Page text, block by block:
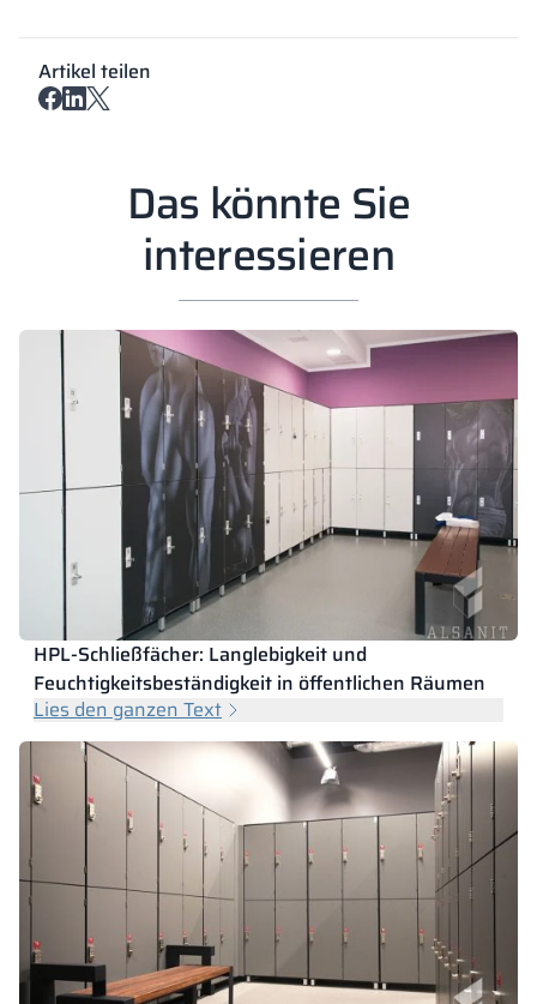
Artikel teilen
Das könnte Sie
interessieren
HPL-Schließfächer: Langlebigkeit und
Feuchtigkeitsbeständigkeit in öffentlichen Räumen
Lies den ganzen Text